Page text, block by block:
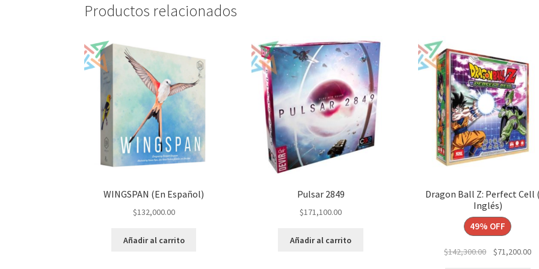
Productos relacionados
WINGSPAN (En Español)
$132,000.00
Añadir al carrito
Pulsar 2849
$171,100.00
Añadir al carrito
Dragon Ball Z: Perfect Cell
Inglés)
49% OFF
$142,300.00 $71,200.00El